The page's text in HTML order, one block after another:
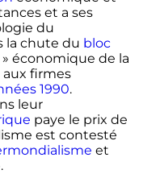
et a ses
du
la chute du bloc
» économique de la
aux firmes
1990.
leur
paye le prix de
est contesté
et